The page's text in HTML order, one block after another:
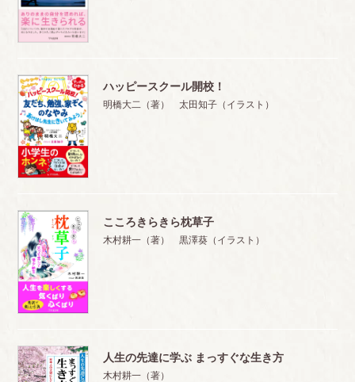
ハッピースクール開校！
明橋大二（著） 太田知子（イラスト）
こころきらきら枕草子
木村耕一（著） 黒澤葵（イラスト）
人生の先達に学ぶ まっすぐな生き方
木村耕一（著）